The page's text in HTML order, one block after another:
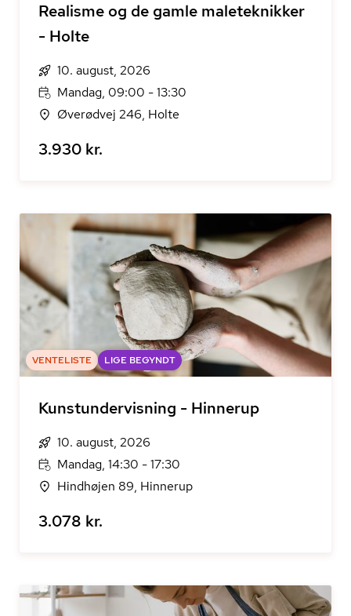
Realisme og de gamle maleteknikker
- Holte
10. august, 2026
Mandag, 09:00 - 13:30
Øverødvej 246, Holte
3.930 kr.
VENTELISTE LIGE BEGYNDT
Kunstundervisning - Hinnerup
10. august, 2026
Mandag, 14:30 - 17:30
Hindhøjen 89, Hinnerup
3.078 kr.